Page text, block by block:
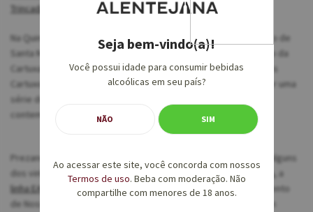
Trincadeira
Aragoneze Castelão.
Na Quinta de Valbom, também está situado o histórico Mosteiro de
Santa Maria
Scala Coeli , conhecido comumente como Convento da
Cartuxa. Construído entre 1587 e 1598, é utilizado pelos Monges
Cartuxos em suas vidas dedicadas às orações. Após passar por uma
série de reformas, o Mosteiro segue como um local de
contemplação.
Prezando pela excelência e autenticidade, a empresa produz alguns
dos vinhos mais emblemáticos do mundo, como a
linha Cartuxa , a
linha EA
Pêra-Manca, sendo este último associado ao Convento
de Nossa Senhora do Espinheiro, um antigo mosteiro de ordem
Seja bem-vindo(a)!
Você possui idade para consumir bebidas
alcoólicas em seu país?
NÃO SIM
Ao acessar este site, você concorda com nossos
Termos de uso. Beba com moderação. Não
compartilhe com menores de 18 anos.